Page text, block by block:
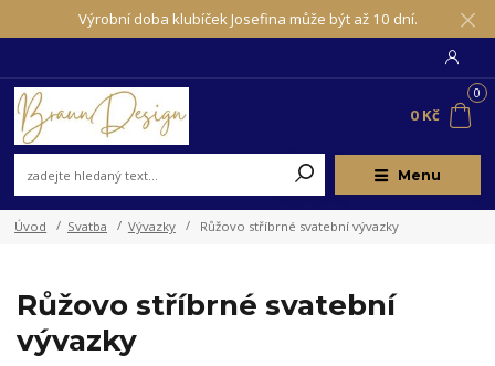
Výrobní doba klubíček Josefina může být až 10 dní.
Menu
0
0 Kč
Úvod Svatba Vývazky Růžovo stříbrné svatební vývazky
Růžovo stříbrné svatební
vývazky